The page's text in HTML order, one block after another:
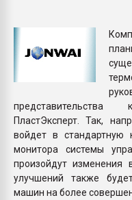
ПластЭксперт. Так,
войдет в стандартную
монитора системы
произойдут
улучшений также
машин на более